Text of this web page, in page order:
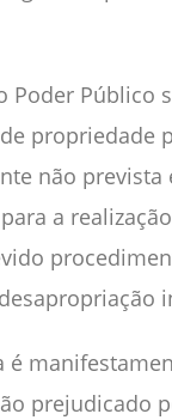
Poder Público
propriedade
não prevista
a
é
prejudicado